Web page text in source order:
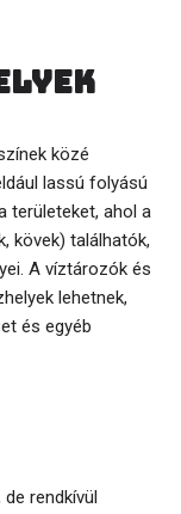
közé
lassú folyású
területeket, ahol a
kövek) találhatók,
A víztározók és
lehetnek,
és egyéb
rendkívül